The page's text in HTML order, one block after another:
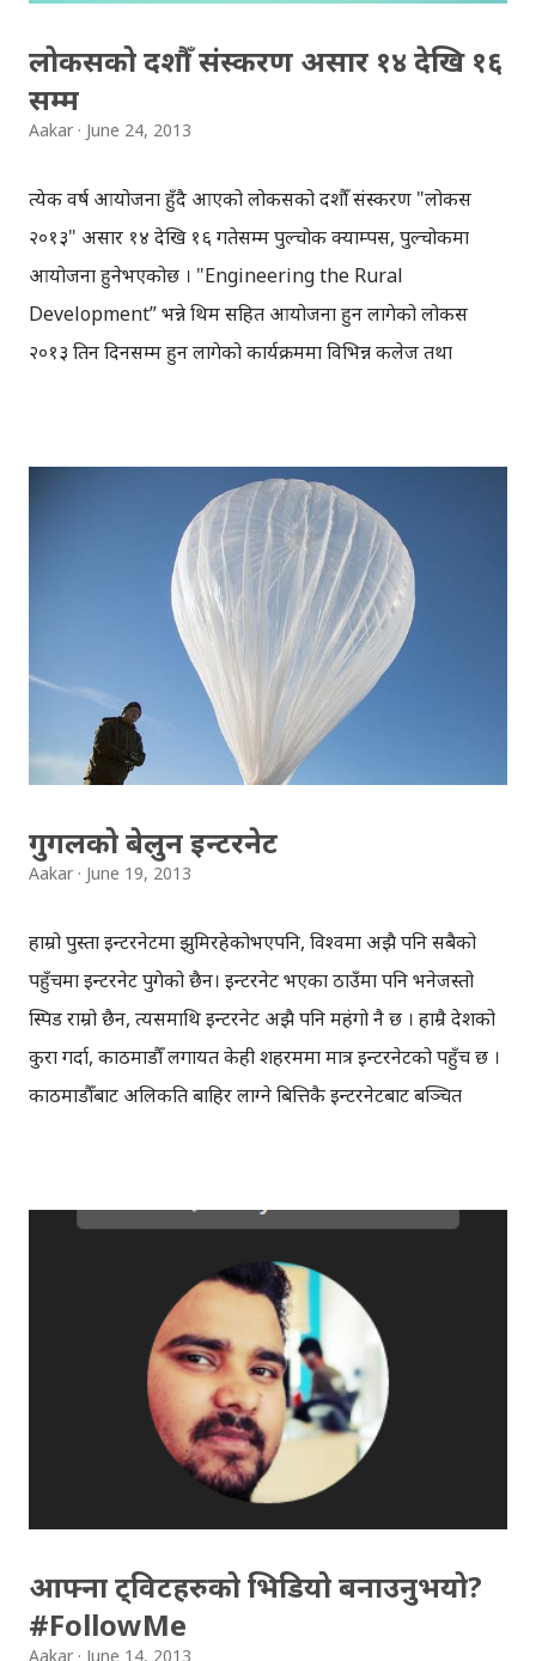
लोकसको दशौँ संस्करण असार १४ देखि १६
सम्म
Aakar June 24, 2013
प्रत्येक वर्ष आयोजना हुँदै आएको लोकसको दशौँ संस्करण "लोकस
२०१३" असार १४ देखि १६ गतेसम्म पुल्चोक क्याम्पस, पुल्चोकमा
आयोजना हुनेभएकोछ । "Engineering the Rural
Development” भन्ने थिम सहित आयोजना हुन लागेको लोकस
२०१३ तिन दिनसम्म हुन लागेको कार्यक्रममा विभिन्न कलेज तथा
कम्पिटिसन, पेपर प्रिजेन्टेसन लगायत विविध कार्यक्रम आयोजना
गरिनेछन् । LOCUS 2013 will be focusing on the issue
“Rural Development” through an engineering
perspective and act as a medium to acknowledge this
topic via different plans and efforts in the technical
level. LOCUS has tried to define the activities and
concerns of rural development through engineering
solutions. The primary objective of the event is to
bring to light the present disparity of technology in
approaches. Event: LOCUS 2013 (10th National
Technological Festival) Date: Ju...
गुगलको बेलुन इन्टरनेट
Aakar June 19, 2013
हाम्रो पुस्ता इन्टरनेटमा झुमिरहेकोभएपनि, विश्वमा अझै पनि सबैको
पहुँचमा इन्टरनेट पुगेको छैन। इन्टरनेट भएका ठाउँमा पनि भनेजस्तो
स्पिड राम्रो छैन, त्यसमाथि इन्टरनेट अझै पनि महंगो नै छ । हाम्रै देशको
कुरा गर्दा, काठमाडौँ लगायत केही शहरममा मात्र इन्टरनेटको पहुँच छ ।
काठमाडौँबाट अलिकति बाहिर लाग्ने बित्तिकै इन्टरनेटबाट बञ्चित
गरेकोछ । "लुन" प्रोजेक्ट अन्तर्गत, गुगलले बेलुनको माध्यमबाट इन्टरनेट
जोक झैँ लाग्न सक्छ, तर गुगलको प्रयोग सफल भएको खण्डमा केही
वर्षभित्रैमा हामीले पनि बेलुन इन्टरनेट चलाउन सक्नेछौँ । गुगलका
बेलुनहरु पृथ्वीको सतह भन्दा करिब २० किलोमिटर माथि रहनेछन् र
हामीले साविकको स्थितिमा थ्रीजी सरहको इन्टरनेट स्पिड पाउनेछौँ ।
पृथ्वीको सतहभन्दा करिब २० किलोमिटर माथि रहने र बेलुनहरु
आकाशमा घुमिरहने भएका कारण, पृथ्वीको जुनसुकै ठाउँबाट सहज
आफ्ना ट्विटहरुको भिडियो बनाउनुभयो?
#FollowMe
Aakar June 14, 2013